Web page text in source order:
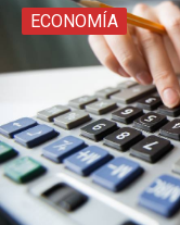
ECONOMÍA